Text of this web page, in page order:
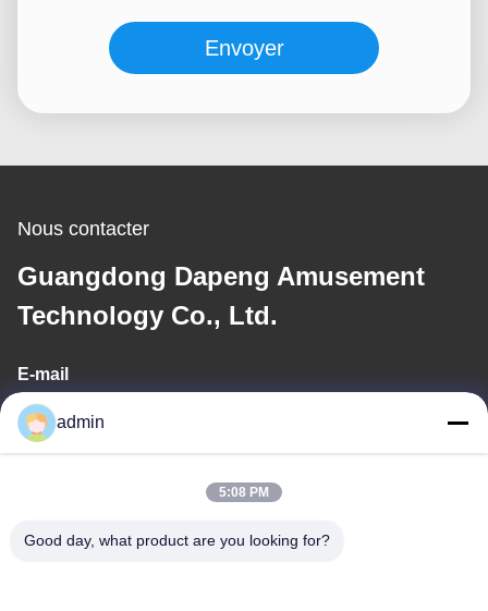
Envoyer
Nous contacter
Guangdong Dapeng Amusement
Technology Co., Ltd.
E-mail
Sales01@dpwaterpark.com
Adresse
admin
5:08 PM
Good day, what product are you looking for?